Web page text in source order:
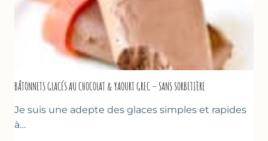
BÂTONNETS GLACÉS AU CHOCOLAT & YAOURT GREC – SANS SORBETIÈRE
Je suis une adepte des glaces simples et rapides
à…